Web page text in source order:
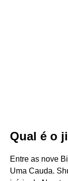
Qual é o
Entre as nove
Uma Cauda.